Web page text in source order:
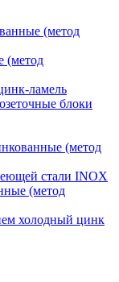
(метод
(метод
ламель
блоки
(метод
стали INOX
(метод
холодный цинк